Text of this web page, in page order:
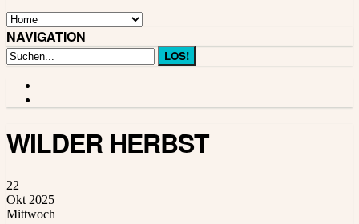
NAVIGATION
WILDER HERBST
22
Okt 2025
Mittwoch